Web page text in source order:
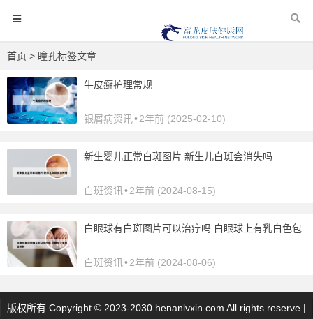
首页 > 瞳孔标签文章
牛皮癣护理常规
银屑病资讯 •2年前 (2025-02-10)
新生婴儿正常白斑图片 新生儿白斑会消失吗
白斑资讯 •2年前 (2024-08-15)
白眼球有白斑图片可以治疗吗 白眼球上有乳白色包
白斑资讯 •2年前 (2024-08-06)
版权所有 Copyright © 2023-2030 henanlvxin.com All rights reserve |